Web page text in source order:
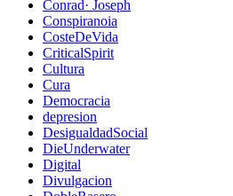
Conrad· Joseph
Conspiranoia
CosteDeVida
CriticalSpirit
Cultura
Cura
Democracia
depresion
DesigualdadSocial
DieUnderwater
Digital
Divulgacion